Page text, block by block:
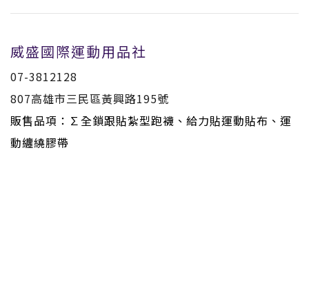
威盛國際運動用品社
07-3812128
807高雄市三民區黃興路195號
販售品項：∑全鎖跟貼紮型跑襪、給力貼運動貼布、運
動纏繞膠帶